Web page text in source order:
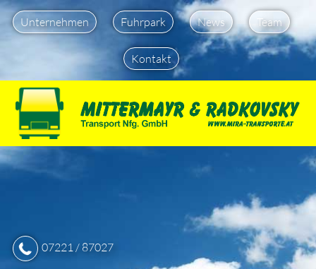
Unternehmen Fuhrpark News Team
Kontakt
07221 / 87027